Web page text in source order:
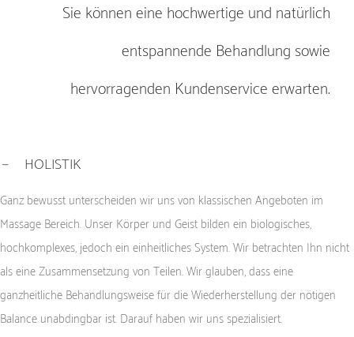
Sie können eine hochwertige und natürlich
entspannende Behandlung sowie
hervorragenden Kundenservice erwarten.
HOLISTIK
Ganz bewusst unterscheiden wir uns von klassischen Angeboten im
Massage Bereich. Unser Körper und Geist bilden ein biologisches,
hochkomplexes, jedoch ein einheitliches System. Wir betrachten Ihn nicht
als eine Zusammensetzung von Teilen. Wir glauben, dass eine
ganzheitliche Behandlungsweise für die Wiederherstellung der nötigen
Balance unabdingbar ist. Darauf haben wir uns spezialisiert.